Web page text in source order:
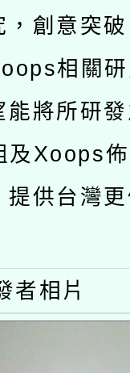
學辦理
校輔導
施計畫
究院中
策研討
與發展
及學前
局辦理
實施計
北場」
師範大學
中心
招生簡
成功大學
-教案
學前教
疫苗接
「滿6
施，延
，創意突
相關
能將所研
及Xoops
提供台灣
者相片